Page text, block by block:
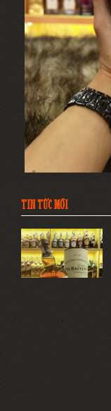
TIN TỨC MỚI